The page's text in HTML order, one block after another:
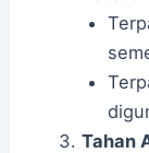
Tahan